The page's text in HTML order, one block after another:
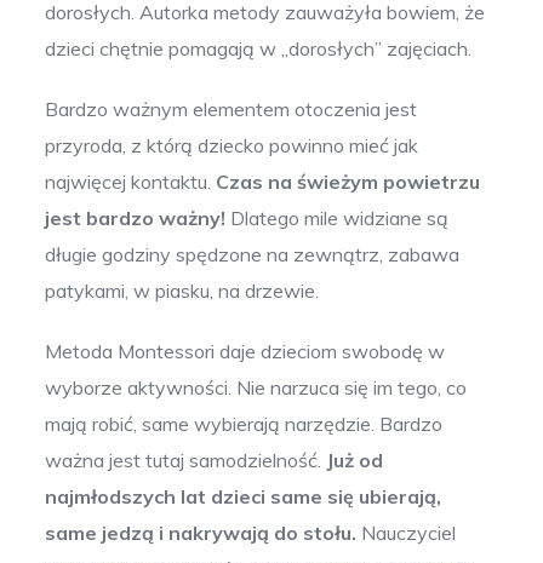
dorosłych. Autorka metody zauważyła bowiem, że
dzieci chętnie pomagają w „dorosłych” zajęciach.
Bardzo ważnym elementem otoczenia jest
przyroda, z którą dziecko powinno mieć jak
najwięcej kontaktu. Czas na świeżym powietrzu
jest bardzo ważny! Dlatego mile widziane są
długie godziny spędzone na zewnątrz, zabawa
patykami, w piasku, na drzewie.
Metoda Montessori daje dzieciom swobodę w
wyborze aktywności. Nie narzuca się im tego, co
mają robić, same wybierają narzędzie. Bardzo
ważna jest tutaj samodzielność. Już od
najmłodszych lat dzieci same się ubierają,
same jedzą i nakrywają do stołu. Nauczyciel